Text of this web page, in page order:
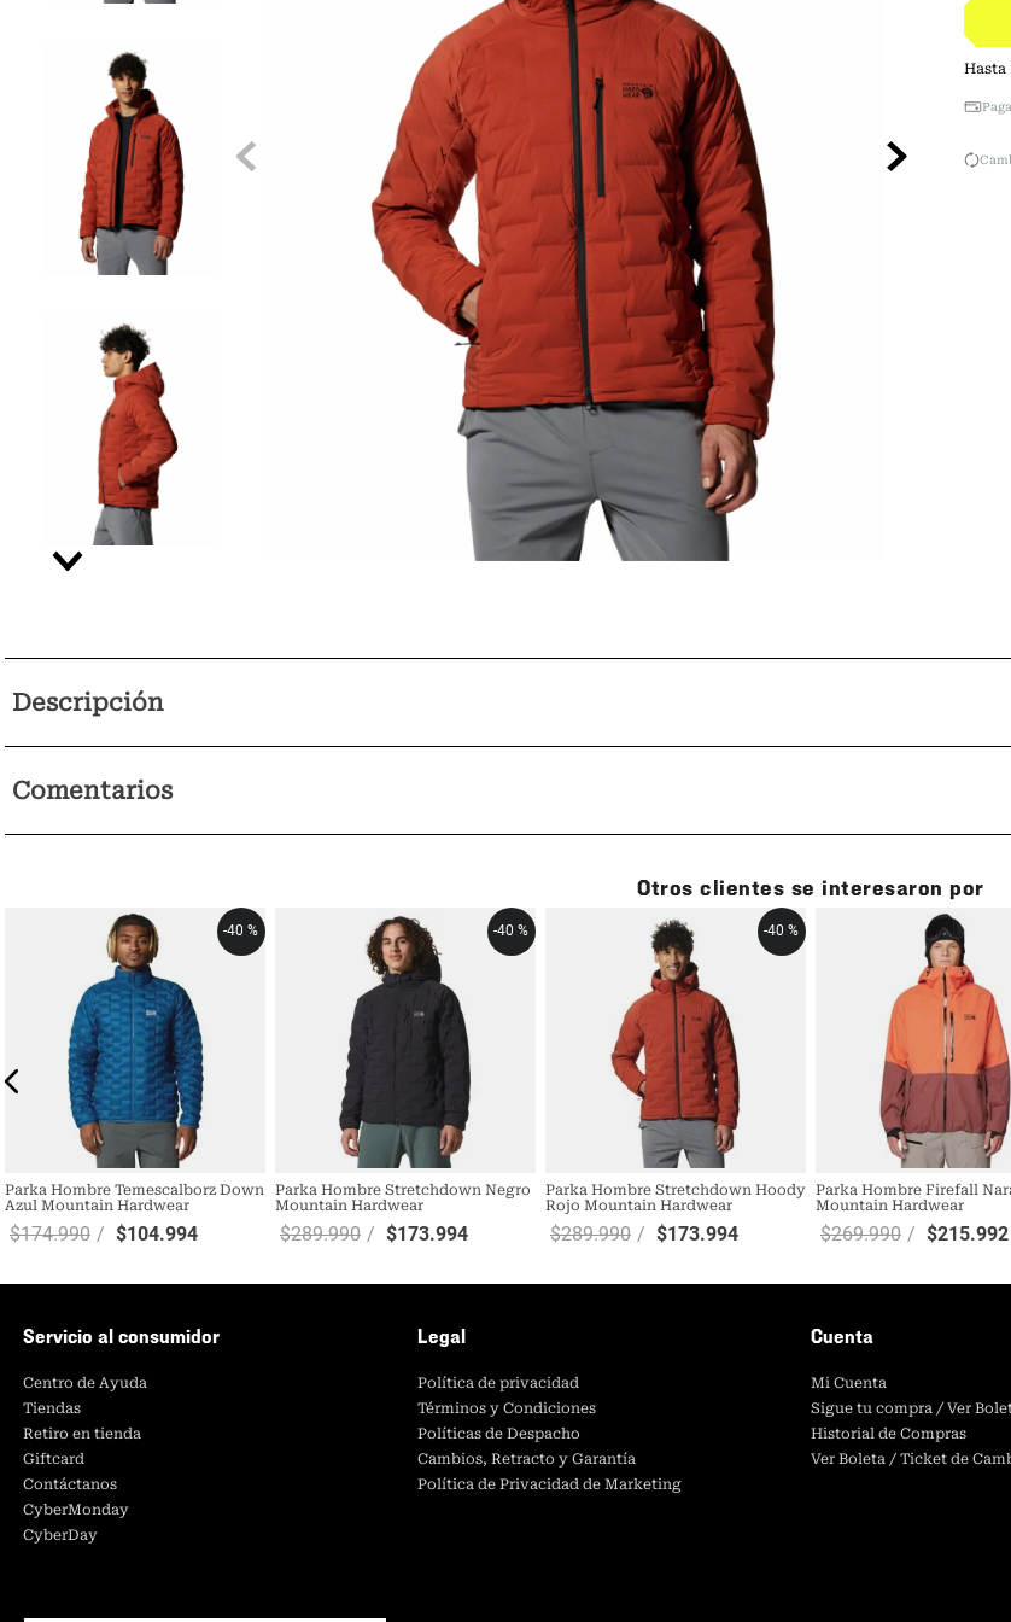
Hasta
Descripción
Comentarios
Otros clientes se interesaron por
-40 %
Parka Hombre Temescalborz Down
Azul Mountain Hardwear
$174.990 $104.994
-40 %
Parka Hombre Stretchdown Negro
Mountain Hardwear
$289.990 $173.994
-40 %
Parka Hombre Stretchdown Hoody
Rojo Mountain Hardwear
$289.990 $173.994
Parka Hombre Firefall
Mountain Hardwear
$269.990 $215.992
Servicio al consumidor
Centro de Ayuda
Tiendas
Retiro en tienda
Giftcard
Contáctanos
CyberMonday
CyberDay
Legal
Política de privacidad
Términos y Condiciones
Políticas de Despacho
Cambios, Retracto y Garantía
Política de Privacidad de Marketing
Cuenta
Mi Cuenta
Sigue tu compra / Ver
Historial de Compras
Ver Boleta / Ticket de